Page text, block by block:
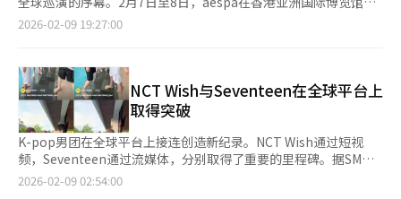
丝的时间，通过音乐节目与DIVE深入交流。”IVE计划从4月起在
马来西亚、日本、澳大利亚等地展开世界巡演。出道六年，IVE不
粉丝文化。YouTube表示，将继续通过全球影响力和广告、订阅两
大引擎助力艺术家成长。全世界都在关注BLACKPINK如何利用“1
粉丝平台Weverse通过运营效率化实现了年度盈利，奠定了收益多
元化的基础。2026年，防弹少年团（BTS）将于3月20日发行正规
最大规模的世界巡演。日本和中东地区的额外演出也已预告。此
外，继猫眼成功之后，新的全球女团和由莱恩·泰德参与的北美男
团也在准备中。HYBE为提高股东价值，首次在K-内容企业中引入
每股最低500韩元的分红制度。分红标准也转为反映实际现金创造
力的自由现金流（FCF），计划将该资金的30%以内返还给股东。
※ 本报道经人工智能（AI）系统翻译与编辑。
办了“2025 aespa LIVE TOUR - SYNK : aeXIS LINE”演唱会，门
#48》和《To The Girls》等新歌，观众热情回应。成员们的个人
舞台也备受瞩目，卡琳娜的《GOOD STUFF》、宁宁的
《Ketchup And Lemonade》、吉赛尔的《Tornado》和冬天的
《Blue》均由成员亲自参与创作，展现了她们的艺术才华。演唱会
的高潮是aespa独特的“铁味”舞台，包括《Next Level》、
《Supernova》、《Whiplash》、《Kill It》和《Dark Arts》等
歌曲，尤其是《Girls》和《Drama》的混搭舞台，令观众为之倾
倒。成功结束香港演唱会后，aespa将于3月7日至8日在澳门银河
2026-02-09 19:27:00
NCT Wish与Seventeen在全球平台上
取得突破
K-pop男团在全球平台上接连创造新纪录。NCT Wish通过短视
频，Seventeen通过流媒体，分别取得了重要的里程碑。据SM娱
乐消息，NCT Wish去年8月在官方YouTube频道发布
2026-02-09 02:54:00